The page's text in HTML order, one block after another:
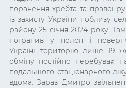
поранення хребта та правої
із захисту України поблизу
району 25 січня 2024 року.
потрапив у полон і
Україні територію лише 19
обміну постійно перебуває
подальшого стаціонарного
вдома. Зараз Дмитро